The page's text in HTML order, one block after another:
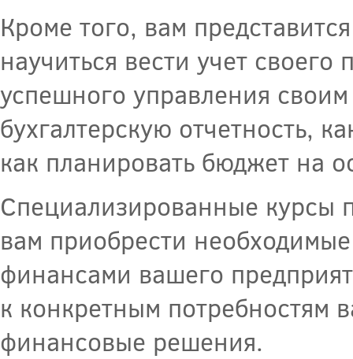
Кроме того, вам
научиться вести учет
успешного управления
бухгалтерскую отчетность,
как планировать бюджет на
Специализированные курсы
вам приобрести
финансами вашего
к конкретным потребностям
финансовые решения.